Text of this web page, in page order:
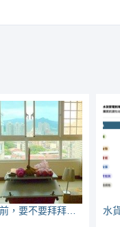
動工前，要不要拜拜？拜誰呢？